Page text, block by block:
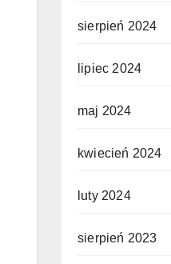
sierpień 2024
lipiec 2024
maj 2024
kwiecień 2024
luty 2024
sierpień 2023